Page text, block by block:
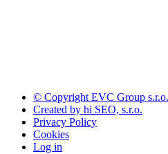
© Copyright EVC Group
Created by hi SEO, s.r.o.
Privacy Policy
Cookies
Log in